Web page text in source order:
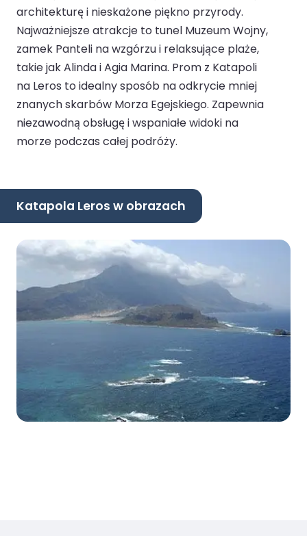
architekturę i nieskażone piękno przyrody.
Najważniejsze atrakcje to tunel Muzeum Wojny,
zamek Panteli na wzgórzu i relaksujące plaże,
takie jak Alinda i Agia Marina. Prom z Katapoli
na Leros to idealny sposób na odkrycie mniej
znanych skarbów Morza Egejskiego. Zapewnia
niezawodną obsługę i wspaniałe widoki na
morze podczas całej podróży.
Katapola Leros w obrazach